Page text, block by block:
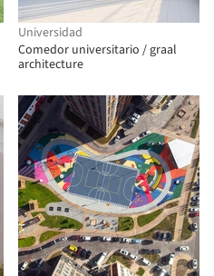
Universidad
Comedor universitario / graal
architecture